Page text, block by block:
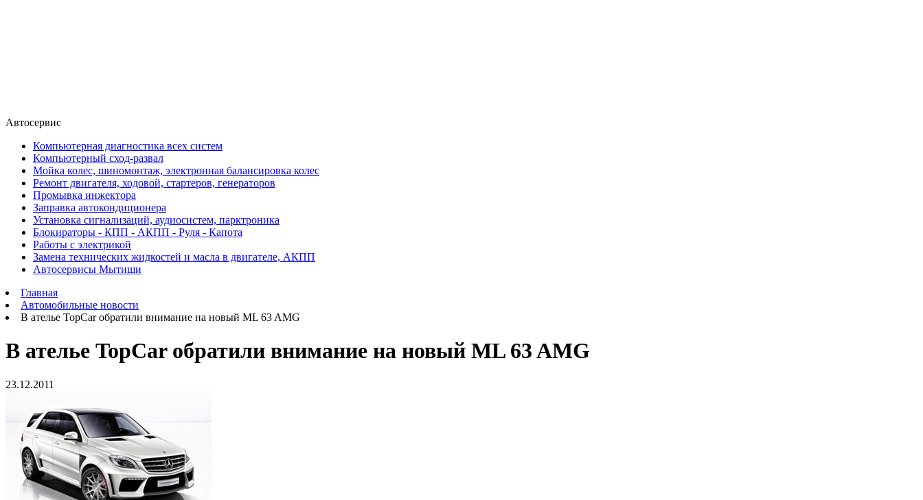
Автосервис
Компьютерная диагностика всех систем
Компьютерный сход-развал
Мойка колес, шиномонтаж, электронная балансировка колес
Ремонт двигателя, ходовой, стартеров, генераторов
Промывка инжектора
Заправка автокондиционера
Установка сигнализаций, аудиосистем, парктроника
Блокираторы - КПП - АКПП - Руля - Капота
Работы с электрикой
Замена технических жидкостей и масла в двигателе, АКПП
Автосервисы Мытищи
Главная
Автомобильные новости
В ателье TopCar обратили внимание на новый ML 63 AMG
В ателье TopCar обратили внимание на новый ML 63 AMG
23.12.2011